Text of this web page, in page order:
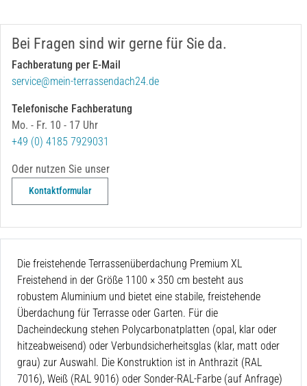
Die freistehende Terrassenüberdachung Premium XL
Freistehend in der Größe 1100 × 350 cm besteht aus
robustem Aluminium und bietet eine stabile, freistehende
Überdachung für Terrasse oder Garten. Für die
Dacheindeckung stehen Polycarbonatplatten (opal, klar oder
hitzeabweisend) oder Verbundsicherheitsglas (klar, matt oder
grau) zur Auswahl. Die Konstruktion ist in Anthrazit (RAL
7016), Weiß (RAL 9016) oder Sonder-RAL-Farbe (auf Anfrage)
Bei Fragen sind wir gerne für Sie da.
Fachberatung per E-Mail
service@mein-terrassendach24.de
Telefonische Fachberatung
Mo. - Fr. 10 - 17 Uhr
+49 (0) 4185 7929031
Oder nutzen Sie unser
Kontaktformular